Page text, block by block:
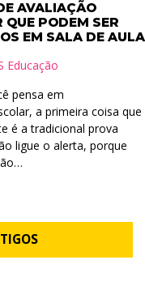
AVALIAÇÃO
QUE PODEM SER
EM SALA DE AULA
Educação
pensa em
a primeira coisa que
é a tradicional prova
ligue o alerta, porque